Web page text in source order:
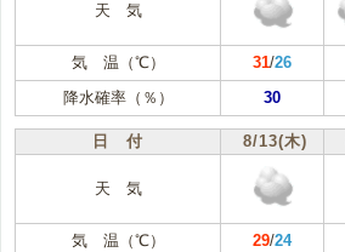
天 気
気 温（℃） 31/26
降水確率（％）
30
日 付 8/13(木)
天 気
気 温（℃） 29/24